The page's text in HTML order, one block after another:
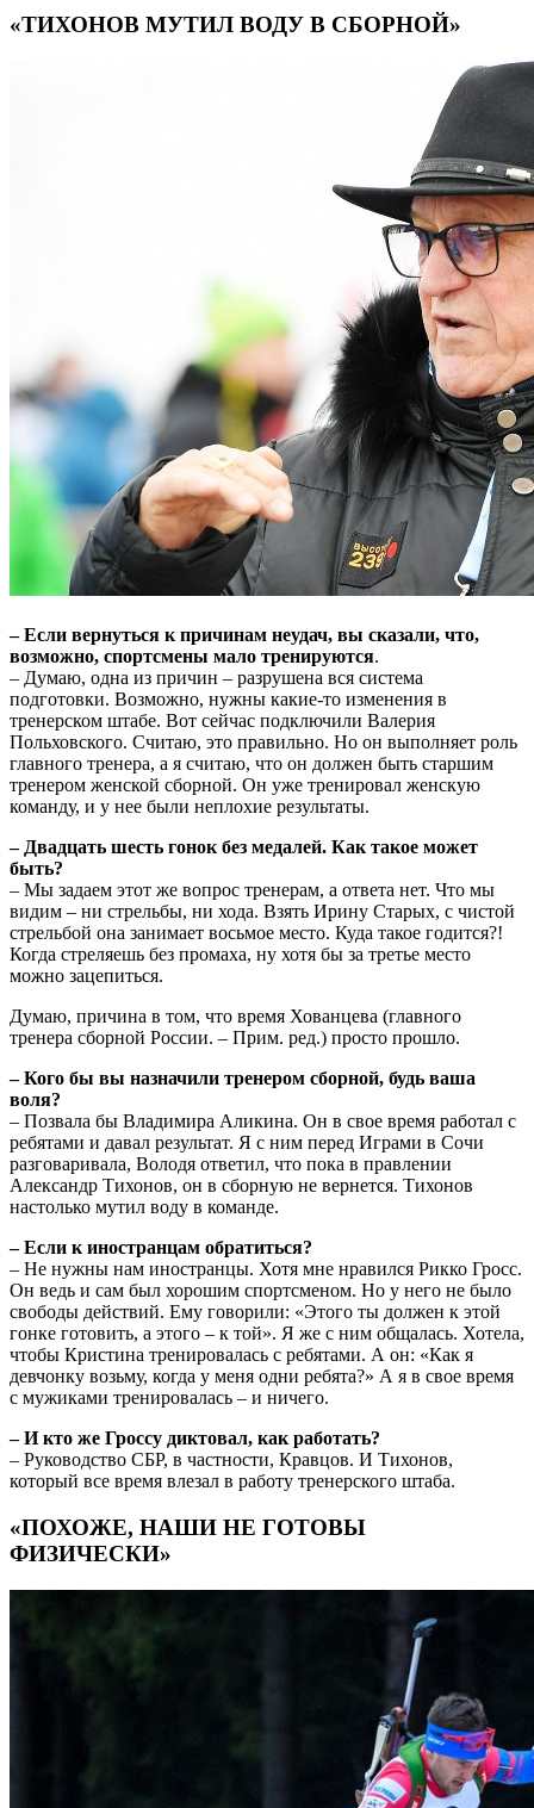
«ТИХОНОВ МУТИЛ ВОДУ В СБОРНОЙ»
– Если вернуться к причинам неудач, вы сказали, что,
возможно, спортсмены мало тренируются.
– Думаю, одна из причин – разрушена вся система
подготовки. Возможно, нужны какие-то изменения в
тренерском штабе. Вот сейчас подключили Валерия
Польховского. Считаю, это правильно. Но он выполняет роль
главного тренера, а я считаю, что он должен быть старшим
тренером женской сборной. Он уже тренировал женскую
команду, и у нее были неплохие результаты.
– Двадцать шесть гонок без медалей. Как такое может
быть?
– Мы задаем этот же вопрос тренерам, а ответа нет. Что мы
видим – ни стрельбы, ни хода. Взять Ирину Старых, с чистой
стрельбой она занимает восьмое место. Куда такое годится?!
Когда стреляешь без промаха, ну хотя бы за третье место
можно зацепиться.
Думаю, причина в том, что время Хованцева (главного
тренера сборной России. – Прим. ред.) просто прошло.
– Кого бы вы назначили тренером сборной, будь ваша
воля?
– Позвала бы Владимира Аликина. Он в свое время работал с
ребятами и давал результат. Я с ним перед Играми в Сочи
разговаривала, Володя ответил, что пока в правлении
Александр Тихонов, он в сборную не вернется. Тихонов
настолько мутил воду в команде.
– Если к иностранцам обратиться?
– Не нужны нам иностранцы. Хотя мне нравился Рикко Гросс.
Он ведь и сам был хорошим спортсменом. Но у него не было
свободы действий. Ему говорили: «Этого ты должен к этой
гонке готовить, а этого – к той». Я же с ним общалась. Хотела,
чтобы Кристина тренировалась с ребятами. А он: «Как я
девчонку возьму, когда у меня одни ребята?» А я в свое время
с мужиками тренировалась – и ничего.
– И кто же Гроссу диктовал, как работать?
– Руководство СБР, в частности, Кравцов. И Тихонов,
который все время влезал в работу тренерского штаба.
«ПОХОЖЕ, НАШИ НЕ ГОТОВЫ
ФИЗИЧЕСКИ»